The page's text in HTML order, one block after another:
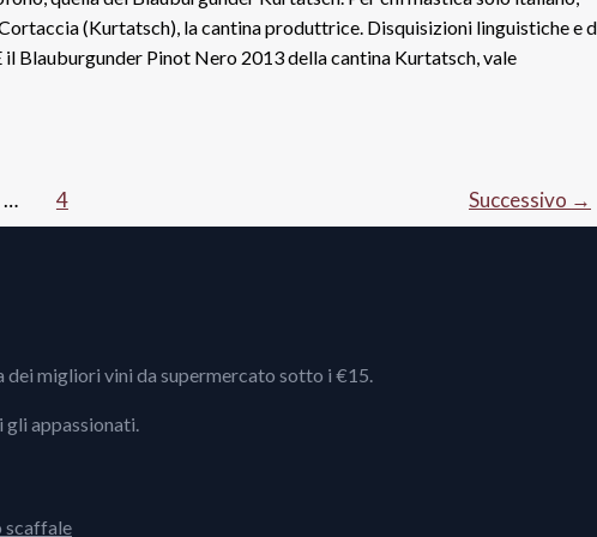
(Kurtatsch), la cantina produttrice. Disquisizioni linguistiche e
Blauburgunder Pinot Nero 2013 della cantina Kurtatsch, vale
… 4 Successivo →
dei migliori vini da supermercato sotto i €15.
appassionati.
scaffale